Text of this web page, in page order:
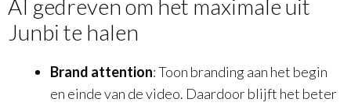
AI gedreven om het maximale uit
Junbi te halen
Brand attention: Toon branding aan het begin
en einde van de video. Daardoor blijft het beter